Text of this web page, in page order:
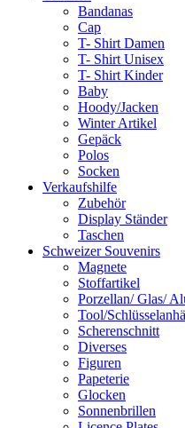
Bandanas
Cap
T- Shirt Damen
T- Shirt Unisex
T- Shirt Kinder
Baby
Hoody/Jacken
Winter Artikel
Gepäck
Polos
Socken
Verkaufshilfe
Zubehör
Display Ständer
Taschen
Schweizer Souvenirs
Magnete
Stoffartikel
Porzellan/ Glas/
Tool/
Scherenschnitt
Diverses
Figuren
Papeterie
Glocken
Sonnenbrillen